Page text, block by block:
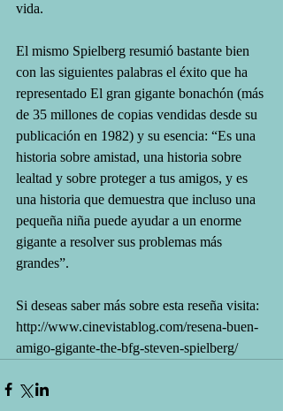
vida.
El mismo Spielberg resumió bastante bien
con las siguientes palabras el éxito que ha
representado El gran gigante bonachón (más
de 35 millones de copias vendidas desde su
publicación en 1982) y su esencia: “Es una
historia sobre amistad, una historia sobre
lealtad y sobre proteger a tus amigos, y es
una historia que demuestra que incluso una
pequeña niña puede ayudar a un enorme
gigante a resolver sus problemas más
grandes”.
Si deseas saber más sobre esta reseña visita:
http://www.cinevistablog.com/resena-buen-
amigo-gigante-the-bfg-steven-spielberg/